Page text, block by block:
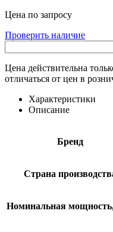
Цена по запросу
Проверить наличие
Цена действительна
отличаться от цен в
Характеристики
Описание
Бренд
Страна
Номинальная